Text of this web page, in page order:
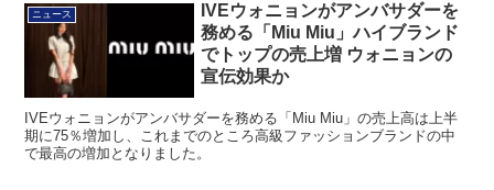
ニュース
IVEウォニョンがアンバサダーを
務める「Miu Miu」ハイブランド
でトップの売上増 ウォニョンの
宣伝効果か
IVEウォニョンがアンバサダーを務める「Miu Miu」の売上高は上半
期に75％増加し、これまでのところ高級ファッションブランドの中
で最高の増加となりました。